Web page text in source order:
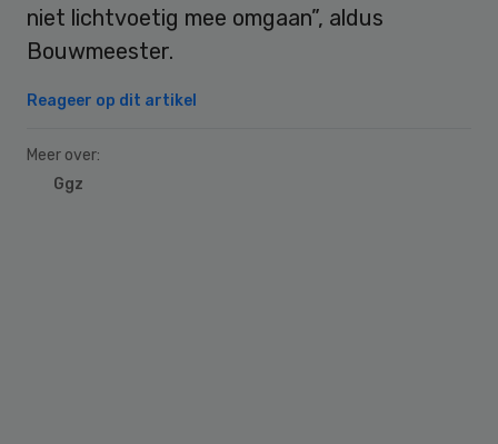
niet lichtvoetig mee omgaan”, aldus
Bouwmeester.
Reageer op dit artikel
Meer over:
Ggz